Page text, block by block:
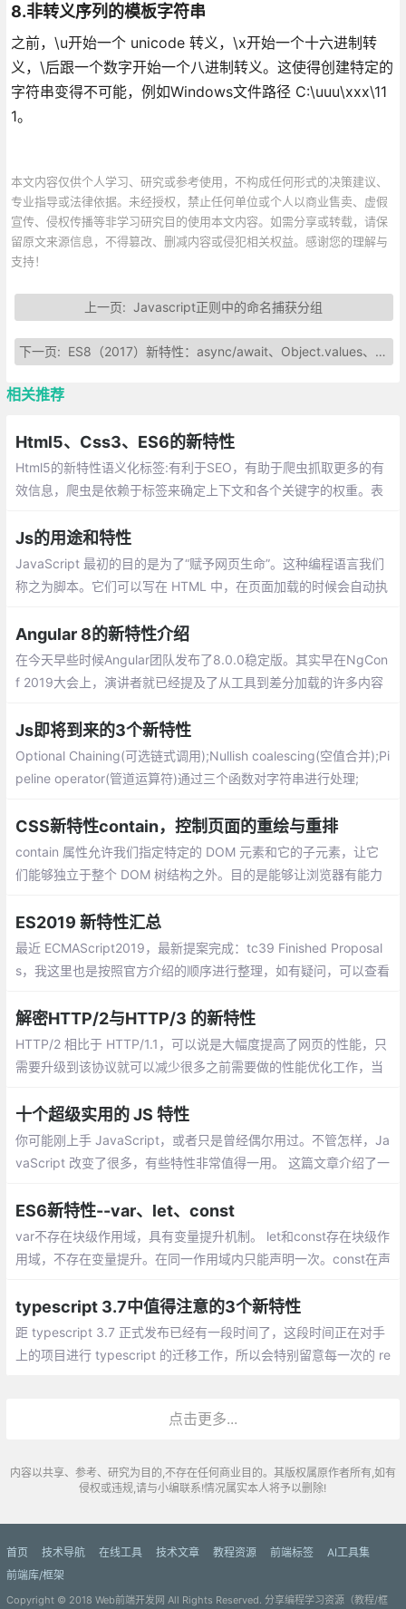
8.非转义序列的模板字符串
之前，\u开始一个 unicode 转义，\x开始一个十六进制转
义，\后跟一个数字开始一个八进制转义。这使得创建特定的
字符串变得不可能，例如Windows文件路径 C:\uuu\xxx\11
1。
本文内容仅供个人学习、研究或参考使用，不构成任何形式的决策建议、
专业指导或法律依据。未经授权，禁止任何单位或个人以商业售卖、虚假
宣传、侵权传播等非学习研究目的使用本文内容。如需分享或转载，请保
留原文来源信息，不得篡改、删减内容或侵犯相关权益。感谢您的理解与
支持！
上一页:Javascript正则中的命名捕获分组
下一页: ES8（2017）新特性：async/await、Object.values、Object.entries、String padding等
相关推荐
Html5、Css3、ES6的新特性
Html5的新特性语义化标签:有利于SEO，有助于爬虫抓取更多的有
效信息，爬虫是依赖于标签来确定上下文和各个关键字的权重。表
Js的用途和特性
JavaScript 最初的目的是为了“赋予网页生命”。这种编程语言我们
称之为脚本。它们可以写在 HTML 中，在页面加载的时候会自动执
可运行。
Angular 8的新特性介绍
在今天早些时候Angular团队发布了8.0.0稳定版。其实早在NgCon
f 2019大会上，演讲者就已经提及了从工具到差分加载的许多内容
绍，希望可以帮助大家快速了解新版本
Js即将到来的3个新特性
Optional Chaining(可选链式调用);Nullish coalescing(空值合并);Pi
peline operator(管道运算符)通过三个函数对字符串进行处理;
CSS新特性contain，控制页面的重绘与重排
contain 属性允许我们指定特定的 DOM 元素和它的子元素，让它
们能够独立于整个 DOM 树结构之外。目的是能够让浏览器有能力
ES2019 新特性汇总
最近 ECMAScript2019，最新提案完成：tc39 Finished Proposal
s，我这里也是按照官方介绍的顺序进行整理，如有疑问，可以查看
一起看哈。
解密HTTP/2与HTTP/3 的新特性
HTTP/2 相比于 HTTP/1.1，可以说是大幅度提高了网页的性能，只
需要升级到该协议就可以减少很多之前需要做的性能优化工作，当
一。
十个超级实用的 JS 特性
你可能刚上手 JavaScript，或者只是曾经偶尔用过。不管怎样，Ja
vaScript 改变了很多，有些特性非常值得一用。 这篇文章介绍了一
少会用到这些特性
ES6新特性--var、let、const
var不存在块级作用域，具有变量提升机制。 let和const存在块级作
用域，不存在变量提升。在同一作用域内只能声明一次。const在声
修改。
typescript 3.7中值得注意的3个新特性
距 typescript 3.7 正式发布已经有一段时间了，这段时间正在对手
上的项目进行 typescript 的迁移工作，所以会特别留意每一次的 re
点击更多...
内容以共享、参考、研究为目的,不存在任何商业目的。其版权属原作者所有,如有
侵权或违规,请与小编联系!情况属实本人将予以删除!
首页 技术导航 在线工具 技术文章 教程资源 前端标签
AI工具集
前端库/框架